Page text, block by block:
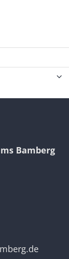
Bamberg